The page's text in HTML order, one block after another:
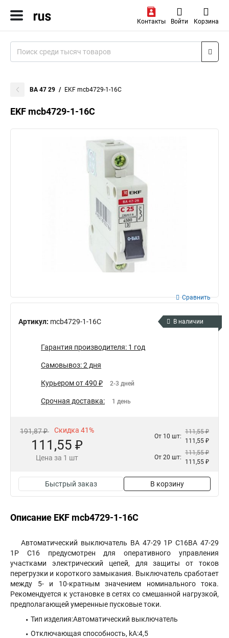
Контакты Войти Корзина
ВА 47 29 EKF mcb4729-1-16C
EKF mcb4729-1-16C
Артикул: mcb4729-1-16C
Сравнить
В наличии
Гарантия производителя: 1 год
Самовывоз: 2 дня
Курьером от 490 ₽ 2-3 дней
Срочная доставка: 1 день
191,87 ₽ Скидка 41%
111,55 ₽
Цена за 1 шт
От 10 шт:
111,55 ₽
111,55 ₽
От 20 шт:
111,55 ₽
111,55 ₽
Быстрый заказ В корзину
Описание EKF mcb4729-1-16C
Автоматический выключатель ВА 47-29 1P C16ВА 47-29
1P C16 предусмотрен для оперативного управления
участками электрический цепей, для защиты от токов
перегрузки и короткого замыкания. Выключатель сработает
между 5- и 10-кратным значением номинального тока.
Рекомендуется к установке в сетях со смешанной нагрузкой,
предполагающей умеренные пусковые токи.
Тип изделия:Автоматический выключатель
Отключающая способность, kA:4,5